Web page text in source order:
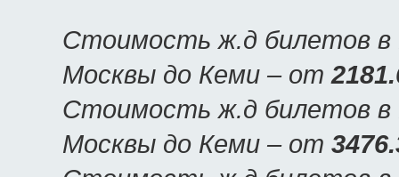
Стоимость ж.д билетов в
Москвы до Кеми – от
Стоимость ж.д билетов в
Москвы до Кеми – от